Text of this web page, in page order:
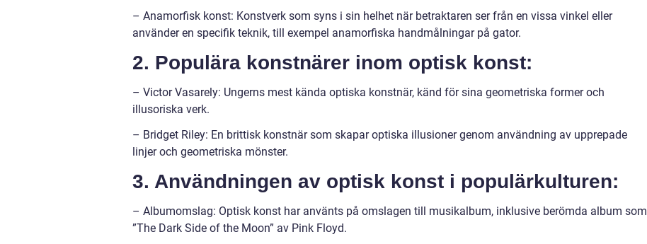
– Anamorfisk konst: Konstverk som syns i sin helhet när betraktaren ser från en vissa vinkel eller
använder en specifik teknik, till exempel anamorfiska handmålningar på gator.
2. Populära konstnärer inom optisk konst:
– Victor Vasarely: Ungerns mest kända optiska konstnär, känd för sina geometriska former och
illusoriska verk.
– Bridget Riley: En brittisk konstnär som skapar optiska illusioner genom användning av upprepade
linjer och geometriska mönster.
3. Användningen av optisk konst i populärkulturen:
– Albumomslag: Optisk konst har använts på omslagen till musikalbum, inklusive berömda album som
”The Dark Side of the Moon” av Pink Floyd.